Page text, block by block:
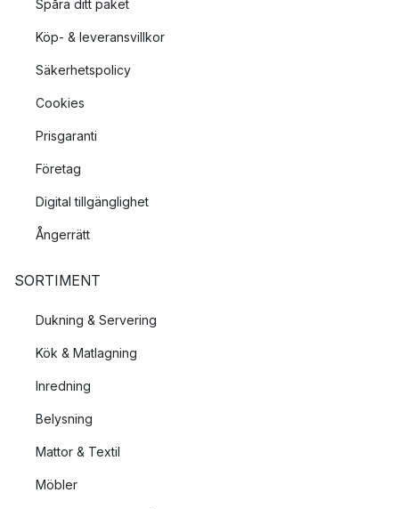
Spåra ditt paket
Köp- & leveransvillkor
Säkerhetspolicy
Cookies
Prisgaranti
Företag
Digital tillgänglighet
Ångerrätt
SORTIMENT
Dukning & Servering
Kök & Matlagning
Inredning
Belysning
Mattor & Textil
Möbler